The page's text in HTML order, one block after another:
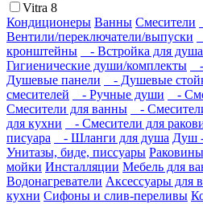
Vitra 8
Кондиционеры Ванны Смесители
Вентили/переключатели/выпуски
кронштейны
- Встройка для
Гигиенические души/комплекты
Душевые панели
- Душевые
смесителей
- Ручные души -
Смесители для ванны
-
для кухни
- Смесители для
писуара
- Шланги для душа Душ
Унитазы, биде, писсуары
мойки Инсталляции Мебель для
Водонагреватели Аксессуары для
кухни Сифоны и слив-переливы